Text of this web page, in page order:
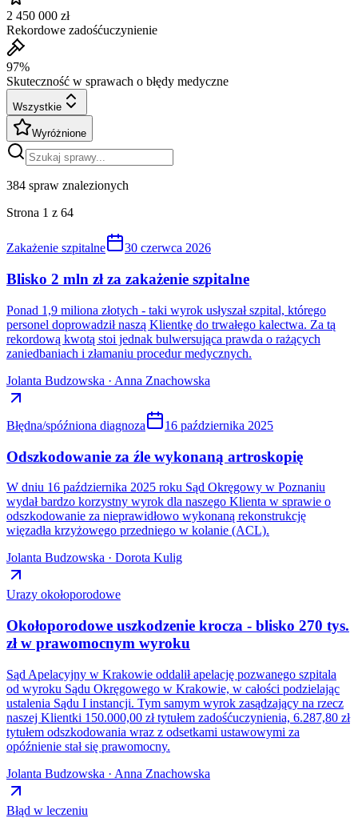
2 450 000 zł
Rekordowe zadośćuczynienie
97%
Skuteczność w sprawach o błędy medyczne
Wszystkie
Wyróżnione
384 spraw znalezionych
Strona 1 z 64
Zakażenie szpitalne 30 czerwca 2026
Blisko 2 mln zł za zakażenie szpitalne
Ponad 1,9 miliona złotych - taki wyrok usłyszał szpital, którego
personel doprowadził naszą Klientkę do trwałego kalectwa. Za tą
rekordową kwotą stoi jednak bulwersująca prawda o rażących
zaniedbaniach i złamaniu procedur medycznych.
Jolanta Budzowska · Anna Znachowska
Błędna/spóźniona diagnoza 16 października 2025
Odszkodowanie za źle wykonaną artroskopię
W dniu 16 października 2025 roku Sąd Okręgowy w Poznaniu
wydał bardzo korzystny wyrok dla naszego Klienta w sprawie o
odszkodowanie za nieprawidłowo wykonaną rekonstrukcję
więzadła krzyżowego przedniego w kolanie (ACL).
Jolanta Budzowska · Dorota Kulig
Urazy okołoporodowe
Okołoporodowe uszkodzenie krocza - blisko 270 tys.
zł w prawomocnym wyroku
Sąd Apelacyjny w Krakowie oddalił apelację pozwanego szpitala
od wyroku Sądu Okręgowego w Krakowie, w całości podzielając
ustalenia Sądu I instancji. Tym samym wyrok zasądzający na rzecz
naszej Klientki 150.000,00 zł tytułem zadośćuczynienia, 6.287,80 zł
tytułem odszkodowania wraz z odsetkami ustawowymi za
opóźnienie stał się prawomocny.
Jolanta Budzowska · Anna Znachowska
Błąd w leczeniu